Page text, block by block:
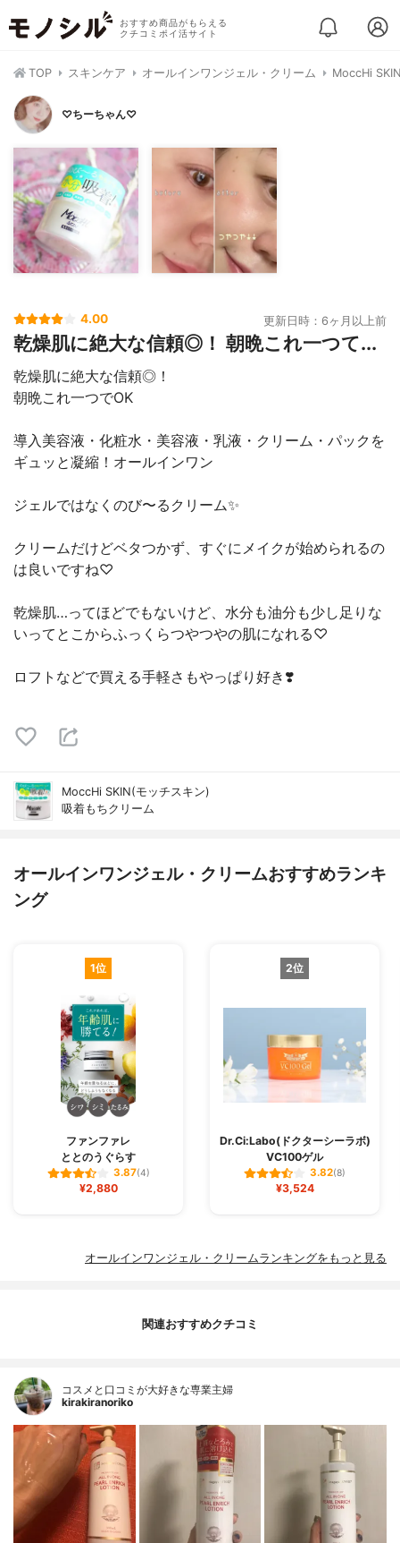
おすすめ商品がもらえる
クチコミポイ活サイト
TOP スキンケア オールインワンジェル・クリーム MoccHi
♡ちーちゃん♡
4.00 更新日時：6ヶ月以上前
乾燥肌に絶大な信頼◎！ 朝晩これ一つて...
乾燥肌に絶大な信頼◎！
朝晩これ一つでOK
導入美容液・化粧水・美容液・乳液・クリーム・パックを
ギュッと凝縮！オールインワン
ジェルではなくのび〜るクリーム✨
クリームだけどベタつかず、すぐにメイクが始められるの
は良いですね♡
乾燥肌…ってほどでもないけど、水分も油分も少し足りな
いってとこからふっくらつやつやの肌になれる♡
ロフトなどで買える手軽さもやっぱり好き❣️
MoccHi SKIN(モッチスキン)
吸着もちクリーム
オールインワンジェル・クリームおすすめランキ
ング
1位
ファンファレ
ととのうぐらす
3.87(4)
¥2,880
2位
Dr.Ci:Labo(ドクターシーラボ)
VC100ゲル
3.82(8)
¥3,524
オールインワンジェル・クリームランキングをもっと見る
関連おすすめクチコミ
コスメと口コミが大好きな専業主婦
kirakiranoriko